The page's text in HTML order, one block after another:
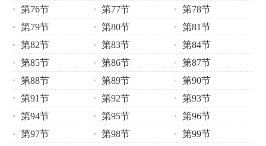
第76节
第77节
第78节
第79节
第80节
第81节
第82节
第83节
第84节
第85节
第86节
第87节
第88节
第89节
第90节
第91节
第92节
第93节
第94节
第95节
第96节
第97节
第98节
第99节